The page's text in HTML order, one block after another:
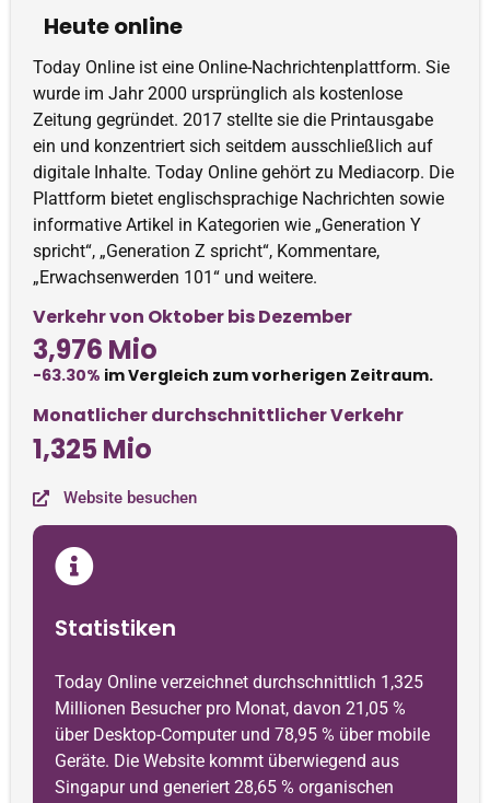
Heute online
Today Online ist eine Online-Nachrichtenplattform. Sie
wurde im Jahr 2000 ursprünglich als kostenlose
Zeitung gegründet. 2017 stellte sie die Printausgabe
ein und konzentriert sich seitdem ausschließlich auf
digitale Inhalte. Today Online gehört zu Mediacorp. Die
Plattform bietet englischsprachige Nachrichten sowie
informative Artikel in Kategorien wie „Generation Y
spricht“, „Generation Z spricht“, Kommentare,
„Erwachsenwerden 101“ und weitere.
Verkehr von Oktober bis Dezember
3,976 Mio
-63.30% im Vergleich zum vorherigen Zeitraum.
Monatlicher durchschnittlicher Verkehr
1,325 Mio
Website besuchen
Statistiken
Today Online verzeichnet durchschnittlich 1,325
Millionen Besucher pro Monat, davon 21,05 %
über Desktop-Computer und 78,95 % über mobile
Geräte. Die Website kommt überwiegend aus
Singapur und generiert 28,65 % organischen